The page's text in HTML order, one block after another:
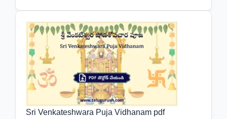
Sri Venkateshwara Puja Vidhanam pdf